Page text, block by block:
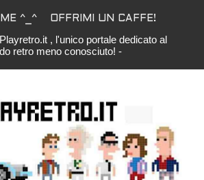
^_^ OFFRIMI UN CAFFE!
, l'unico portale dedicato al
retro meno conosciuto! -